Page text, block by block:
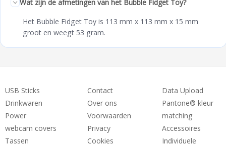
Wat zijn de afmetingen van het Bubble Fidget Toy?
Het Bubble Fidget Toy is 113 mm x 113 mm x 15 mm
groot en weegt 53 gram.
USB Sticks
Drinkwaren
Power
webcam covers
Tassen
Contact
Over ons
Voorwaarden
Privacy
Cookies
Data Upload
Pantone® kleur
matching
Accessoires
Individuele